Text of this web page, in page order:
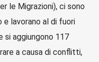
le Migrazioni), ci sono
e lavorano al di fuori
si aggiungono 117
a causa di conflitti,